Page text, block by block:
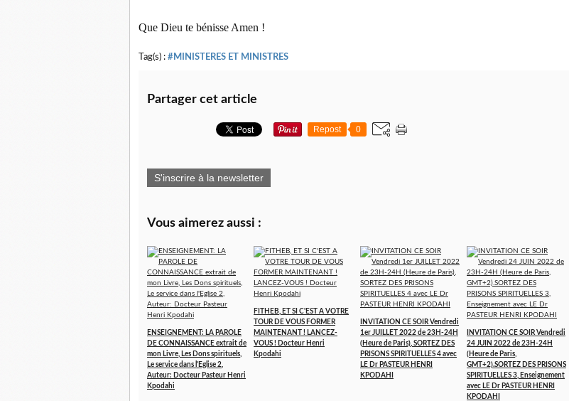
Que Dieu te bénisse Amen !
Tag(s) : #MINISTERES ET MINISTRES
Partager cet article
Repost 0
S'inscrire à la newsletter
Vous aimerez aussi :
ENSEIGNEMENT: LA PAROLE
DE CONNAISSANCE extrait de
mon Livre, Les Dons spirituels,
Le service dans l'Eglise 2,
Auteur: Docteur Pasteur Henri
Kpodahi
FITHEB, ET SI C'EST A VOTRE
TOUR DE VOUS FORMER
MAINTENANT ! LANCEZ-
VOUS ! Docteur Henri
Kpodahi
INVITATION CE SOIR Vendredi
1er JUILLET 2022 de 23H-24H
(Heure de Paris), SORTEZ DES
PRISONS SPIRITUELLES 4 avec
LE Dr PASTEUR HENRI
KPODAHI
INVITATION CE SOIR Vendredi
24 JUIN 2022 de 23H-24H
(Heure de Paris,
GMT+2).SORTEZ DES PRISONS
SPIRITUELLES 3, Enseignement
avec LE Dr PASTEUR HENRI
KPODAHI